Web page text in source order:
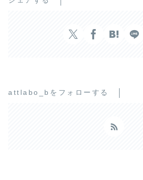
attlabo_bをフォローする